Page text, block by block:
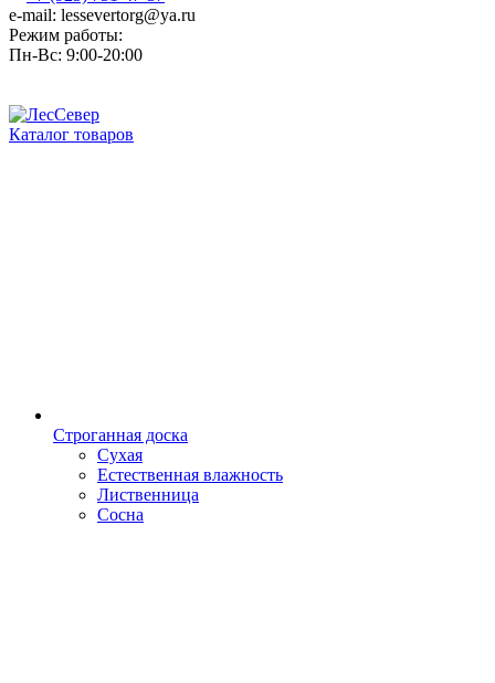
e-mail: lessevertorg@ya.ru
Режим работы:
Пн-Вс: 9:00-20:00
Каталог товаров
Строганная доска
Сухая
Естественная влажность
Лиственница
Сосна